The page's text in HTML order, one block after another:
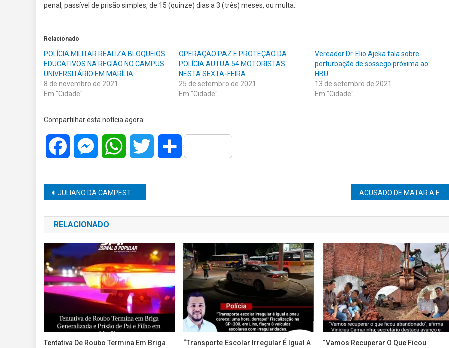
penal, passível de prisão simples, de 15 (quinze) dias a 3 (três) meses, ou multa.
Relacionado
POLÍCIA MILITAR REALIZA BLOQUEIOS
EDUCATIVOS NA REGIÃO NO CAMPUS
UNIVERSITÁRIO EM MARÍLIA
8 de novembro de 2021
Em "Cidade"
OPERAÇÃO PAZ E PROTEÇÃO DA
POLÍCIA AUTUA 54 MOTORISTAS
NESTA SEXTA-FEIRA
25 de setembro de 2021
Em "Cidade"
Vereador Dr. Elio Ajeka fala sobre
perturbação de sossego próxima ao
HBU
13 de setembro de 2021
Em "Cidade"
Compartilhar esta notícia agora:
Facebook MessengerWhatsAppTwitter Share
Navegação
de
Post
JULIANO DA CAMPESTRE FALA SOBRE OS PARAQUEDISTAS ELEITORAIS
RELACIONADO
Tentativa De Roubo Termina Em Briga
“Transporte Escolar Irregular É Igual A
“Vamos Recuperar O Que Ficou